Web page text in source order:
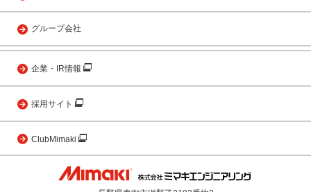
グループ会社
企業・IR情報
採用サイト
ClubMimaki